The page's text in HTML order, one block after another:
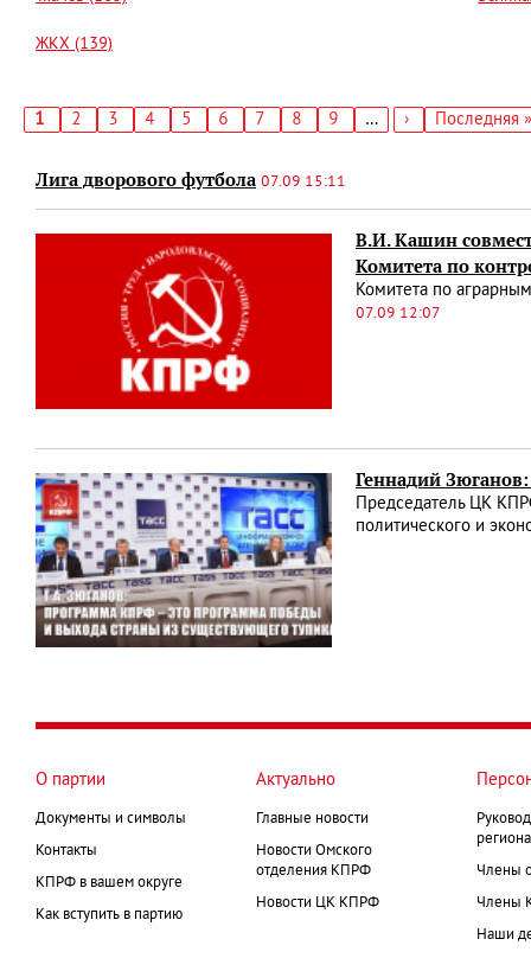
ЖКХ (139)
Текущая
1 Страница
2 Страница
3 Страница
4 Страница
5 Страница
6 Страница
7 Страница
8 Страница
9 …
Следующая
›
Последняя
Последняя »
Лига дворового футбола 07.09 15:11
В.И. Кашин
Комитета по
Комитета по
07.09 12:07
Геннадий
Председатель ЦК
политического и
О партии
Документы и символы
Контакты
КПРФ в вашем округе
Как вступить в партию
Актуально
Главные новости
Новости Омского
отделения КПРФ
Новости ЦК КПРФ
Члены
Члены
Наши